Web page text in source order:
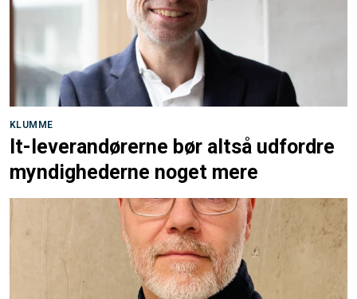
KLUMME
It-leverandørerne bør altså udfordre
myndighederne noget mere